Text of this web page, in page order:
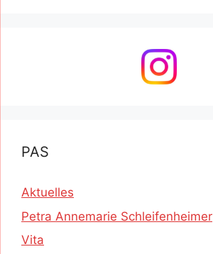
PAS
Aktuelles
Petra Annemarie Schleifenheimer
Vita